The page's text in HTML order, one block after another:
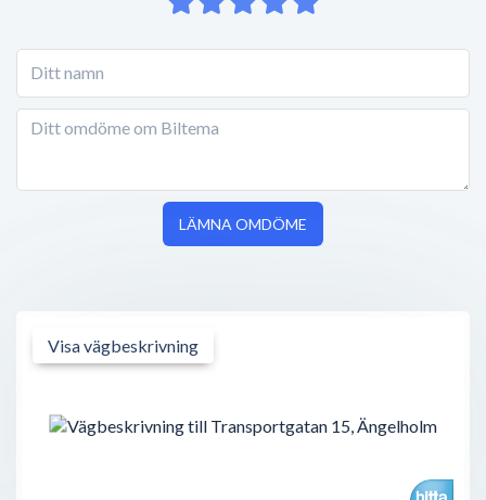
LÄMNA OMDÖME
Visa vägbeskrivning